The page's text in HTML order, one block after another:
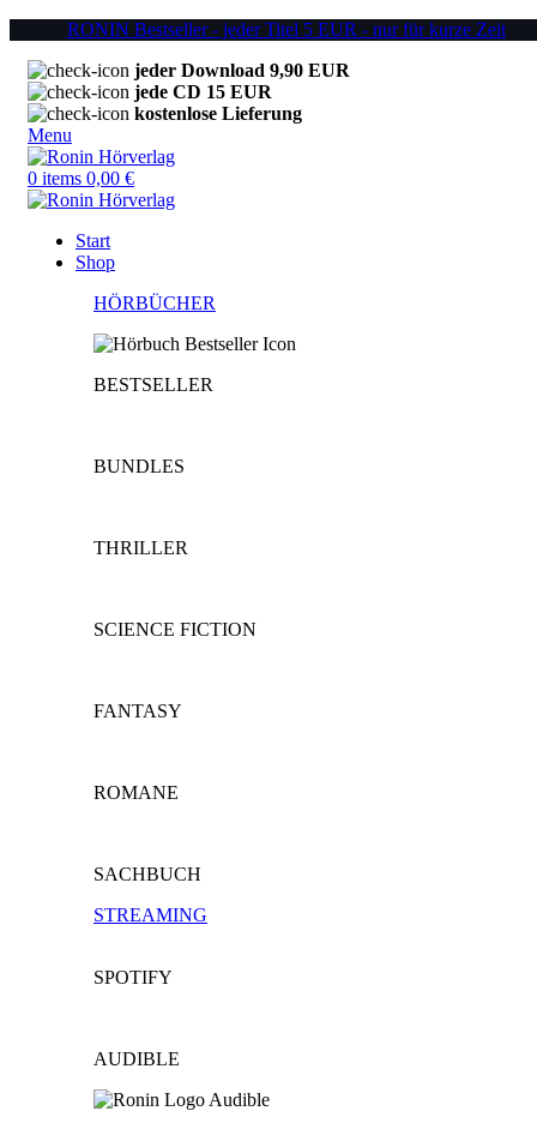
RONIN Bestseller - jeder Titel 5 EUR - nur für kurze Zeit
jeder Download 9,90 EUR
jede CD 15 EUR
kostenlose Lieferung
Menu
0 items 0,00 €
Start
Shop
HÖRBÜCHER
BESTSELLER
BUNDLES
THRILLER
SCIENCE FICTION
FANTASY
ROMANE
SACHBUCH
STREAMING
SPOTIFY
AUDIBLE